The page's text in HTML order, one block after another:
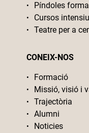
Píndoles
Cursos
Teatre per a
CONEIX-NOS
Formació
Missió, visió i
Trajectòria
Alumni
Noticies